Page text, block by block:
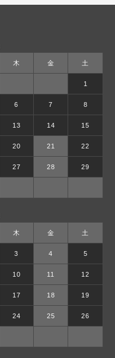
木 金 土
1
6 7 8
13 14 15
20 21 22
27 28 29
木 金 土
3 4 5
10 11 12
17 18 19
24 25 26